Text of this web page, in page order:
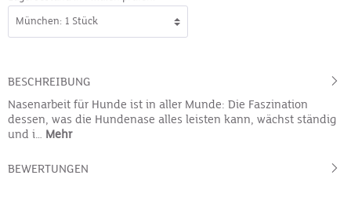
BESCHREIBUNG
Nasenarbeit für Hunde ist in aller Munde: Die Faszination
dessen, was die Hundenase alles leisten kann, wächst ständig
und i… Mehr
BEWERTUNGEN